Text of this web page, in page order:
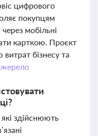
цифрового
покупцям
мобільні
карткою. Проєкт
бізнесу та
здійснюють